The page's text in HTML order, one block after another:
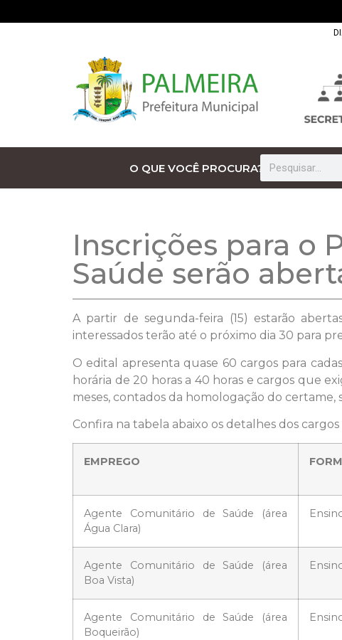
O QUE VOCÊ PROCURA?
Inscrições para o
Saúde serão
A partir de segunda-feira (15) estarão
interessados terão até o próximo dia 30 para
O edital apresenta quase 60 cargos para
horária de 20 horas a 40 horas e cargos que
meses, contados da homologação do
Confira na tabela abaixo os detalhes dos
EMPREGO
Agente Comunitário de Saúde (área
Água Clara)
Agente Comunitário de Saúde (área
Boa Vista)
Agente Comunitário de Saúde (área
Boqueirão)